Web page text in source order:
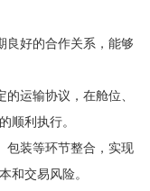
良好的合作关系，能够
运输协议，在舱位、
顺利执行。
包装等环节整合，实现
和交易风险。